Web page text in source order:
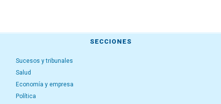
SECCIONES
Sucesos y tribunales
Salud
Economía y empresa
Política